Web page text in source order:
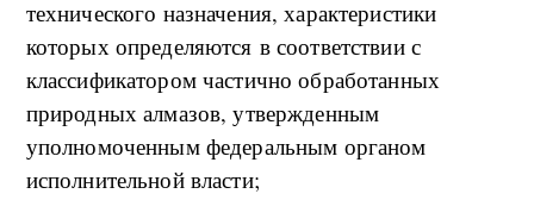
технического назначения, характеристики
которых определяются в соответствии с
классификатором частично обработанных
природных алмазов, утвержденным
уполномоченным федеральным органом
исполнительной власти;